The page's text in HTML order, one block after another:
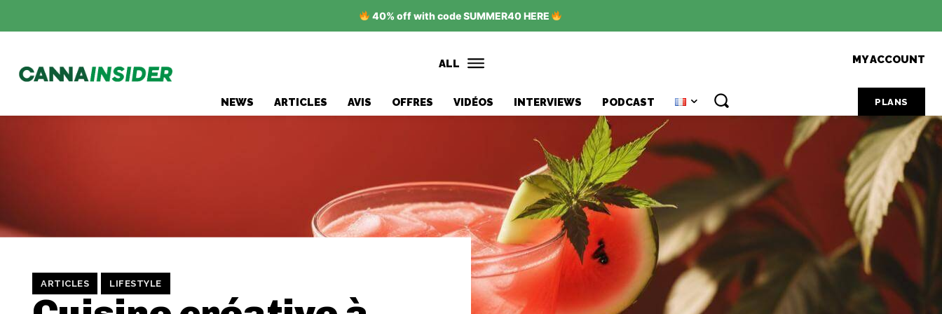
40% off with code SUMMER40 HERE
ALL
NEWS ARTICLES AVIS OFFRES VIDÉOS INTERVIEWS PODCAST
MY ACCOUNT
PLANS
ARTICLES LIFESTYLE